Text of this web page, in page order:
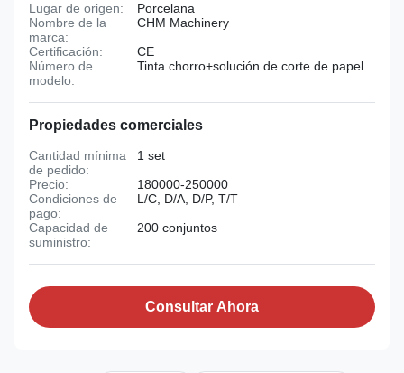
Lugar de origen:
Porcelana
Nombre de la
marca:
CHM Machinery
Certificación:
CE
Número de
modelo:
Tinta chorro+solución de corte de papel
Propiedades comerciales
Cantidad mínima
de pedido:
1 set
Precio:
180000-250000
Condiciones de
pago:
L/C, D/A, D/P, T/T
Capacidad de
suministro:
200 conjuntos
Consultar Ahora